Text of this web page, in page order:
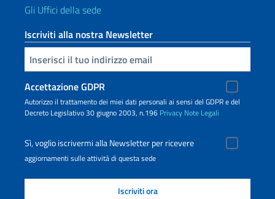
Gli Uffici della sede
Iscriviti alla nostra Newsletter
Inserisci la tua email
Accettazione GDPR
Autorizzo il trattamento dei miei dati personali ai sensi del GDPR e del
Decreto Legislativo 30 giugno 2003, n.196 Privacy Note Legali
Sì, voglio iscrivermi alla Newsletter per ricevere
aggiornamenti sulle attività di questa sede